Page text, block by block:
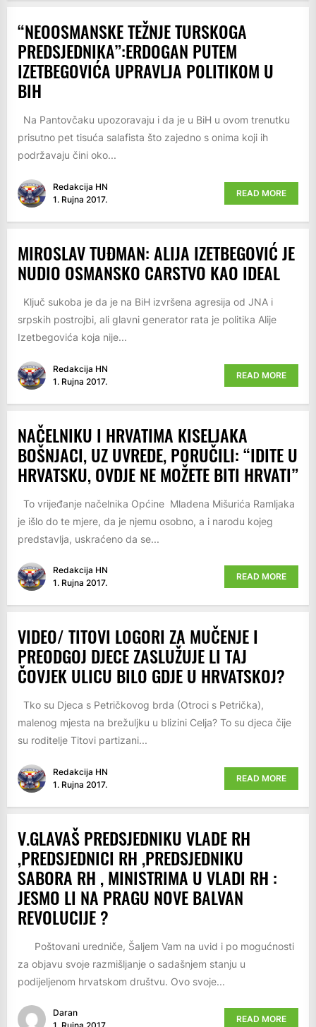
“NEOOSMANSKE TEŽNJE TURSKOGA
PREDSJEDNIKA”:ERDOGAN PUTEM
IZETBEGOVIĆA UPRAVLJA POLITIKOM U
BIH
Na Pantovčaku upozoravaju i da je u BiH u ovom trenutku
prisutno pet tisuća salafista što zajedno s onima koji ih
podržavaju čini oko...
Redakcija HN
1. Rujna 2017.
READ MORE
MIROSLAV TUĐMAN: ALIJA IZETBEGOVIĆ JE
NUDIO OSMANSKO CARSTVO KAO IDEAL
Ključ sukoba je da je na BiH izvršena agresija od JNA i
srpskih postrojbi, ali glavni generator rata je politika Alije
Izetbegovića koja nije...
Redakcija HN
1. Rujna 2017.
READ MORE
NAČELNIKU I HRVATIMA KISELJAKA
BOŠNJACI, UZ UVREDE, PORUČILI: “IDITE U
HRVATSKU, OVDJE NE MOŽETE BITI HRVATI”
To vrijeđanje načelnika Općine Mladena Mišurića Ramljaka
je išlo do te mjere, da je njemu osobno, a i narodu kojeg
predstavlja, uskraćeno da se...
Redakcija HN
1. Rujna 2017.
READ MORE
VIDEO/ TITOVI LOGORI ZA MUČENJE I
PREODGOJ DJECE ZASLUŽUJE LI TAJ
ČOVJEK ULICU BILO GDJE U HRVATSKOJ?
Tko su Djeca s Petričkovog brda (Otroci s Petrička),
malenog mjesta na brežuljku u blizini Celja? To su djeca čije
su roditelje Titovi partizani...
Redakcija HN
1. Rujna 2017.
READ MORE
V.GLAVAŠ PREDSJEDNIKU VLADE RH
,PREDSJEDNICI RH ,PREDSJEDNIKU
SABORA RH , MINISTRIMA U VLADI RH :
JESMO LI NA PRAGU NOVE BALVAN
REVOLUCIJE ?
Poštovani uredniče, Šaljem Vam na uvid i po mogućnosti
za objavu svoje razmišljanje o sadašnjem stanju u
podijeljenom hrvatskom društvu. Ovo svoje...
Daran
READ MORE